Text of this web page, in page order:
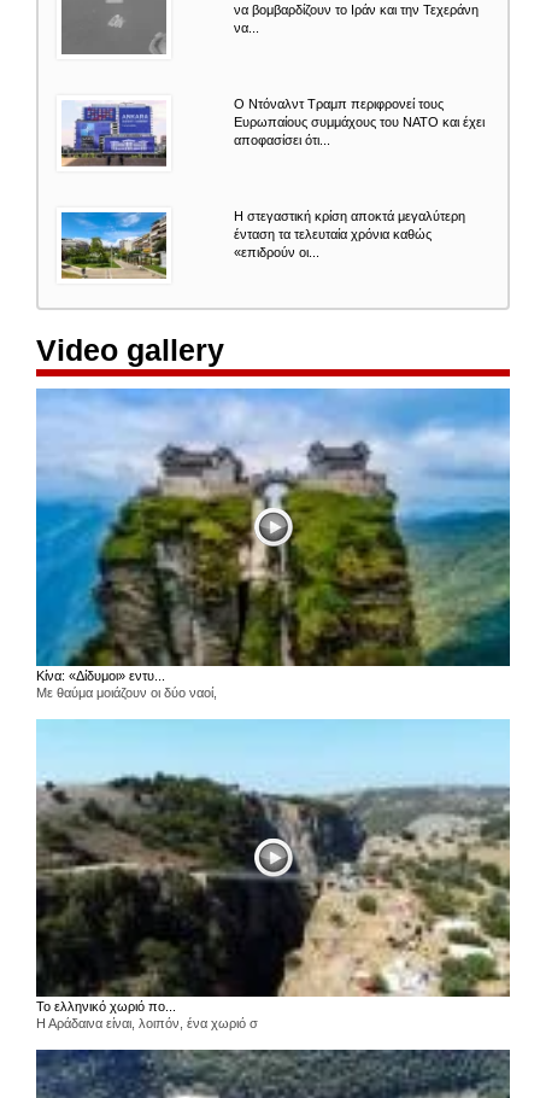
να βομβαρδίζουν το Ιράν και την Τεχεράνη
να...
Ο Ντόναλντ Τραμπ περιφρονεί τους
Ευρωπαίους συμμάχους του ΝΑΤΟ και έχει
αποφασίσει ότι...
Η στεγαστική κρίση αποκτά μεγαλύτερη
ένταση τα τελευταία χρόνια καθώς
«επιδρούν οι...
Video gallery
Κίνα: «Δίδυμοι» εντυ...
Με θαύμα μοιάζουν οι δύο ναοί,
Το ελληνικό χωριό πο...
Η Αράδαινα είναι, λοιπόν, ένα χωριό σ